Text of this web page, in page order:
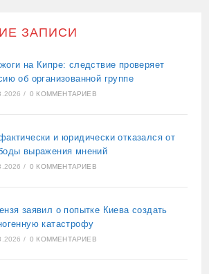
ЗАПИСИ
на Кипре: следствие проверяет
об организованной группе
/ 0 КОММЕНТАРИЕВ
и юридически отказался от
выражения мнений
/ 0 КОММЕНТАРИЕВ
заявил о попытке Киева создать
катастрофу
/ 0 КОММЕНТАРИЕВ